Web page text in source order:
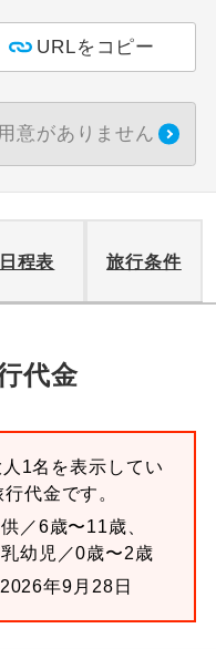
URLをコピー
意がありません
日程表 旅行条件
代金
1名を表示してい
代金です。
／6歳〜11歳、
幼児／0歳〜2歳
年9月28日